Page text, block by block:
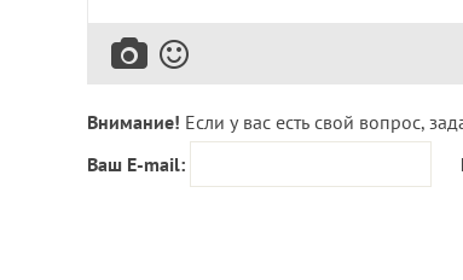
Внимание! Если у вас есть свой вопрос,
Ваш E-mail: